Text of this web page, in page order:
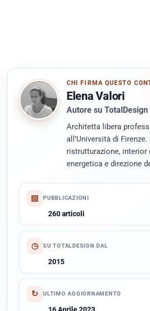
CHI FIRMA QUESTO
Elena Valori
Autore su TotalDesign
Architetta libera
all’Università di
ristrutturazione, interior
energetica e direzione
▤ PUBBLICAZIONI
260 articoli
◷ SU TOTALDESIGN DAL
2015
↻ ULTIMO AGGIORNAMENTO